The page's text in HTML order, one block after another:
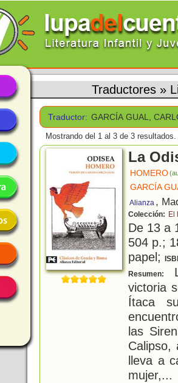
Traductores »
Traductor: GARCÍA GUAL,
Mostrando del 1 al 3 de 3 resultados.
La
HOMERO
GARCÍA
Alianza ,
Colección: El
De 13 a
504 p.;
papel;
Resumen:
victoria
Ítaca
las
Calipso,
lleva a
mujer,...